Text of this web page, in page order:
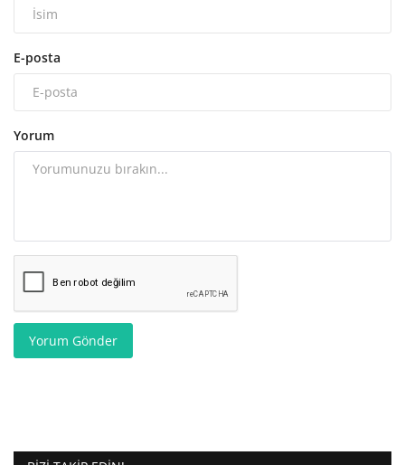
E-posta
Yorum
Yorum Gönder